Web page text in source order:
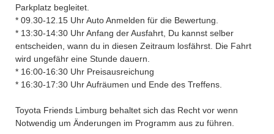
Parkplatz begleitet.
* 09.30-12.15 Uhr Auto Anmelden für die Bewertung.
* 13:30-14:30 Uhr Anfang der Ausfahrt, Du kannst selber
entscheiden, wann du in diesen Zeitraum losfährst. Die Fahrt
wird ungefähr eine Stunde dauern.
* 16:00-16:30 Uhr Preisausreichung
* 16:30-17:30 Uhr Aufräumen und Ende des Treffens.
Toyota Friends Limburg behaltet sich das Recht vor wenn
Notwendig um Änderungen im Programm aus zu führen.